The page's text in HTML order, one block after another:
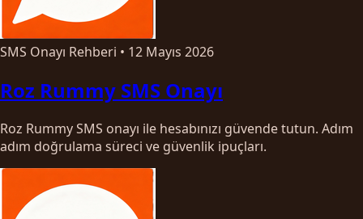
SMS Onayı Rehberi • 12 Mayıs 2026
Roz Rummy SMS Onayı
Roz Rummy SMS onayı ile hesabınızı güvende tutun. Adım
adım doğrulama süreci ve güvenlik ipuçları.